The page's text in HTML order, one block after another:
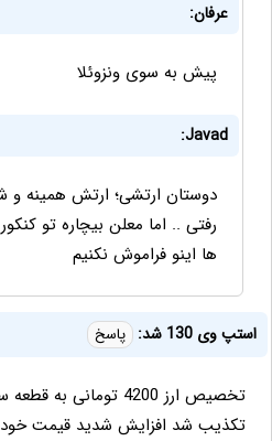
عرفان:
پیش به سوی ونزوئلا
Javad:
دوستان ارتشی؛ ارتش همینه و
رفتی .. اما معلن بیچاره تو
ها اینو فراموش نکنیم
استپ وى 130 شد: پاسخ
تخصيص ارز 4200 تومانى
تكذيب شد افزايش شديد قيمت خودرو